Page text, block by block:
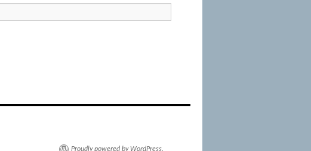
Proudly powered by WordPress.